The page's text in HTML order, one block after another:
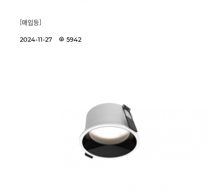
[매입등]
2024-11-27 5942